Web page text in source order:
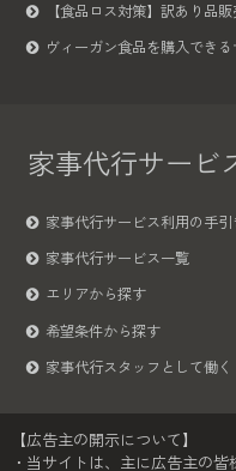
【食品ロス対策】訳あり品
ヴィーガン食品を購入できる
家事代行サービ
家事代行サービス利用の手引
家事代行サービス一覧
エリアから探す
希望条件から探す
家事代行スタッフとして働く
【広告主の開示について】
・当サイトは、主に広告主の